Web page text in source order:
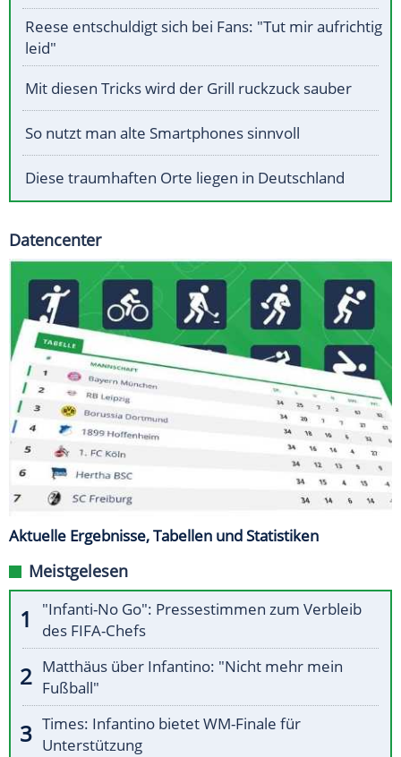
Reese entschuldigt sich bei Fans: "Tut mir aufrichtig
leid"
Mit diesen Tricks wird der Grill ruckzuck sauber
So nutzt man alte Smartphones sinnvoll
Diese traumhaften Orte liegen in Deutschland
Datencenter
Aktuelle Ergebnisse, Tabellen und Statistiken
Meistgelesen
"Infanti-No Go": Pressestimmen zum Verbleib
des FIFA-Chefs
Matthäus über Infantino: "Nicht mehr mein
Fußball"
Times: Infantino bietet WM-Finale für
Unterstützung